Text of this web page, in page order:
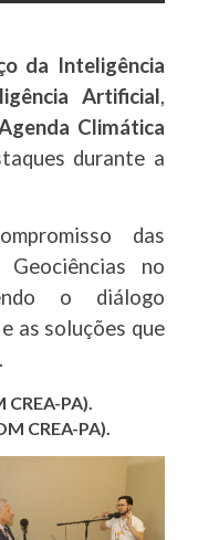
da Inteligência
Artificial,
Climática
durante a
das
Geociências no
o diálogo
as soluções que
PA).
CREA-PA).